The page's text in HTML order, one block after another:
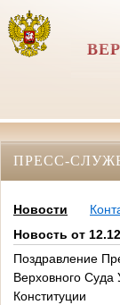
ПРЕСС-
Новости
Новость от
Поздравление
Верховного
Конституции